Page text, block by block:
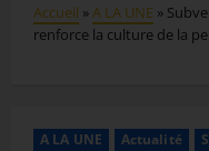
Accueil »A LA UNE »
renforce la culture de la
A LA UNE Actualité